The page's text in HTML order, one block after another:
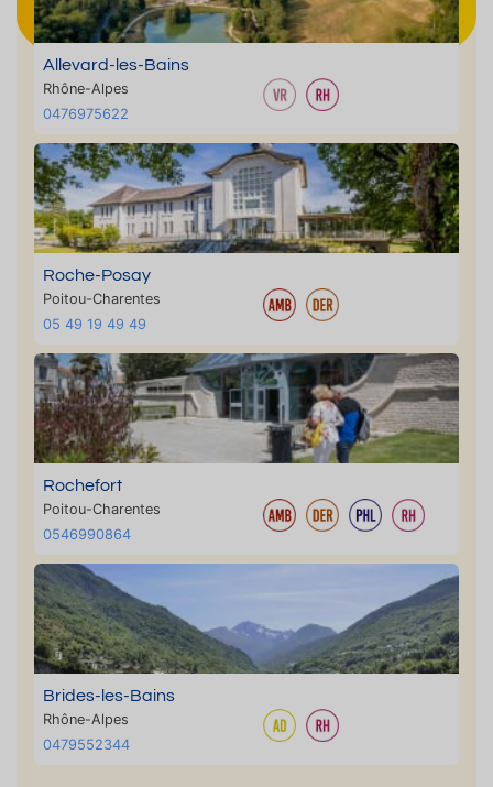
Allevard-les-Bains
Rhône-Alpes
0476975622
Roche-Posay
Poitou-Charentes
05 49 19 49 49
Rochefort
Poitou-Charentes
0546990864
Brides-les-Bains
Rhône-Alpes
0479552344